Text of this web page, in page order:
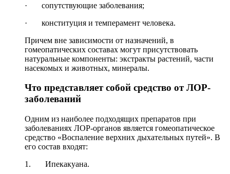
· сопутствующие заболевания;
· конституция и темперамент человека.
Причем вне зависимости от назначений, в
гомеопатических составах могут присутствовать
натуральные компоненты: экстракты растений, части
насекомых и животных, минералы.
Что представляет собой средство от ЛОР-
заболеваний
Одним из наиболее подходящих препаратов при
заболеваниях ЛОР-органов является гомеопатическое
средство «Воспаление верхних дыхательных путей». В
его состав входят:
1. Ипекакуана.